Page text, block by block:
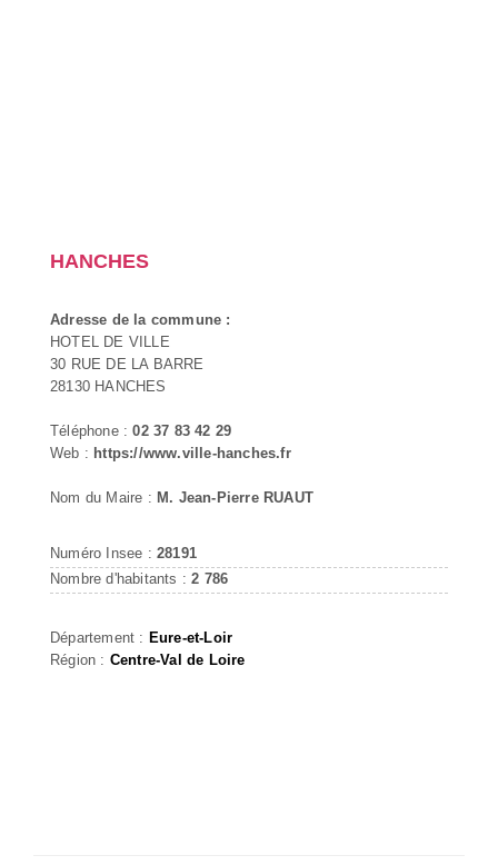
HANCHES
Adresse de la commune :
HOTEL DE VILLE
30 RUE DE LA BARRE
28130 HANCHES
Téléphone :02 37 83 42 29
Web : https://www.ville-hanches.fr
Nom du Maire : M. Jean-Pierre RUAUT
Numéro Insee : 28191
Nombre d'habitants :2 786
Département : Eure-et-Loir
Région : Centre-Val de Loire